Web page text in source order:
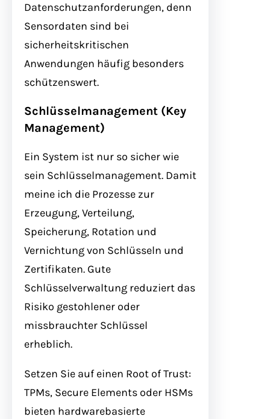
Datenschutzanforderungen, denn
Sensordaten sind bei
sicherheitskritischen
Anwendungen häufig besonders
schützenswert.
Schlüsselmanagement (Key
Management)
Ein System ist nur so sicher wie
sein Schlüsselmanagement. Damit
meine ich die Prozesse zur
Erzeugung, Verteilung,
Speicherung, Rotation und
Vernichtung von Schlüsseln und
Zertifikaten. Gute
Schlüsselverwaltung reduziert das
Risiko gestohlener oder
missbrauchter Schlüssel
erheblich.
Setzen Sie auf einen Root of Trust:
TPMs, Secure Elements oder HSMs
bieten hardwarebasierte